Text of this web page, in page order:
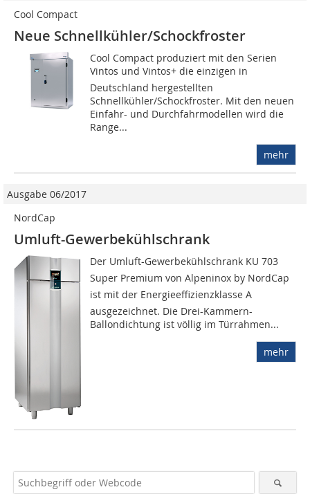
Cool Compact
Neue Schnellkühler/Schockfroster
Cool Compact produziert mit den Serien
Vintos und Vintos+ die einzigen in
Deutschland hergestellten
Schnellkühler/Schockfroster. Mit den neuen
Einfahr- und Durchfahrmodellen wird die
Range...
mehr
Ausgabe 06/2017
NordCap
Umluft-Gewerbekühlschrank
Der Umluft-Gewerbekühlschrank KU 703
Super Premium von Alpeninox by NordCap
ist mit der Energieeffizienzklasse A
ausgezeichnet. Die Drei-Kammern-
Ballondichtung ist völlig im Türrahmen...
mehr